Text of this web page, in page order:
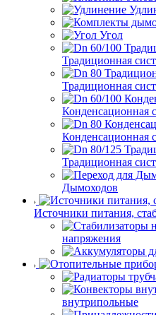
Угол
Традиционная
Традиционная
Конденсационная
Конденсационная
Традиционная
Дымоходов
Источники питания,
напряжения
внутрипольные